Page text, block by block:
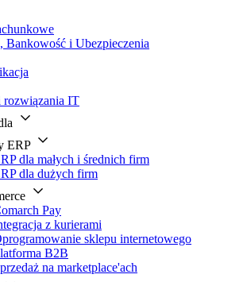
Bankowość i Ubezpieczenia
rozwiązania IT
ERP
dla małych i średnich firm
dla dużych firm
Pay
z kurierami
sklepu internetowego
B2B
na marketplace'ach